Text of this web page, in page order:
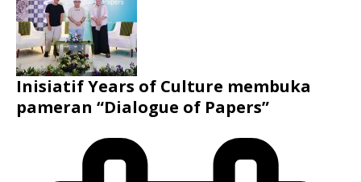
Inisiatif Years of Culture membuka
pameran “Dialogue of Papers”